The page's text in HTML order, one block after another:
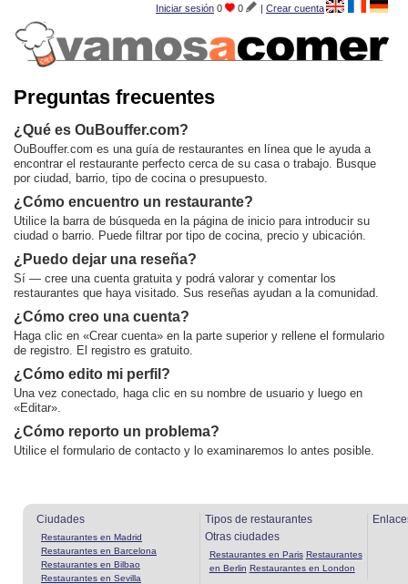
Iniciar sesión 0 0 | Crear cuenta
Preguntas frecuentes
¿Qué es OuBouffer.com?
OuBouffer.com es una guía de restaurantes en línea que le ayuda a
encontrar el restaurante perfecto cerca de su casa o trabajo. Busque
por ciudad, barrio, tipo de cocina o presupuesto.
¿Cómo encuentro un restaurante?
Utilice la barra de búsqueda en la página de inicio para introducir su
ciudad o barrio. Puede filtrar por tipo de cocina, precio y ubicación.
¿Puedo dejar una reseña?
Sí — cree una cuenta gratuita y podrá valorar y comentar los
restaurantes que haya visitado. Sus reseñas ayudan a la comunidad.
¿Cómo creo una cuenta?
Haga clic en «Crear cuenta» en la parte superior y rellene el formulario
de registro. El registro es gratuito.
¿Cómo edito mi perfil?
Una vez conectado, haga clic en su nombre de usuario y luego en
«Editar».
¿Cómo reporto un problema?
Utilice el formulario de contacto y lo examinaremos lo antes posible.
Ciudades
Restaurantes en Madrid
Restaurantes en Barcelona
Restaurantes en Bilbao
Restaurantes en Sevilla
Tipos de restaurantes
Otras ciudades
Restaurantes en Paris Restaurantes
en Berlin Restaurantes en London